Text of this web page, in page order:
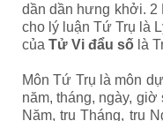
dần dần hưng khởi. 2
cho lý luận Tứ Trụ là
của Tử Vi đẩu số là
Môn Tứ Trụ là môn
năm, tháng, ngày,
Năm, trụ Tháng, trụ